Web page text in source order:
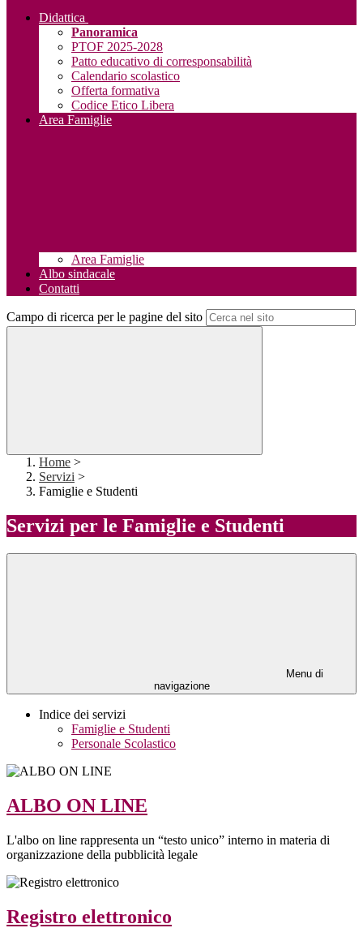
Didattica
Panoramica
PTOF 2025-2028
Patto educativo di corresponsabilità
Calendario scolastico
Offerta formativa
Codice Etico Libera
Area Famiglie
Area Famiglie
Albo sindacale
Contatti
Campo di ricerca per le pagine del sito
Home >
Servizi >
Famiglie e Studenti
Servizi per le Famiglie e Studenti
Menu di
navigazione
Indice dei servizi
Famiglie e Studenti
Personale Scolastico
ALBO ON LINE
L'albo on line rappresenta un “testo unico” interno in materia di
organizzazione della pubblicità legale
Registro elettronico